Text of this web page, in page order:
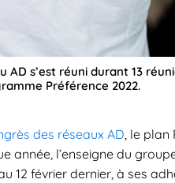
AD s’est réuni durant 13
Préférence 2022.
des réseaux AD, le plan
année, l’enseigne du
12 février dernier, à ses